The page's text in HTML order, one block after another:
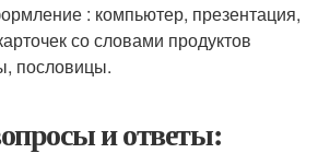
: компьютер, презентация,
со словами продуктов
пословицы.
и ответы: